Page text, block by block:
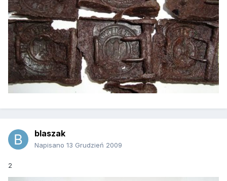
blaszak
Napisano 13 Grudzień 2009
2